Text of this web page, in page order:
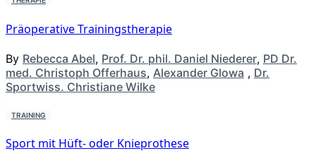
Präoperative Trainingstherapie
By Rebecca Abel, Prof. Dr. phil. Daniel Niederer, PD Dr.
med. Christoph Offerhaus, Alexander Glowa , Dr.
Sportwiss. Christiane Wilke
TRAINING
Sport mit Hüft- oder Knieprothese